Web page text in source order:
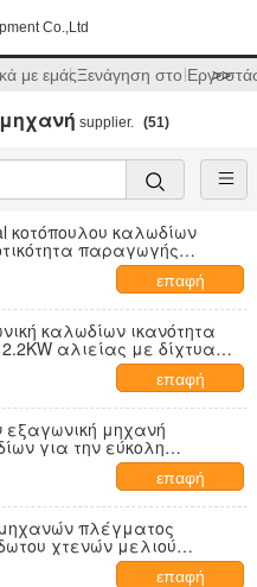
Co.,Ltd
με εμάςΞενάγηση στο >>
supplier. (51)
κοτόπουλου καλωδίων
παραγωγής
επαφή
καλωδίων ικανότητα
αλιείας με δίχτυα
επαφή
εξαγωνική μηχανή
για την εύκολη
επαφή
μηχανών πλέγματος
χτενών μελιού
επαφή